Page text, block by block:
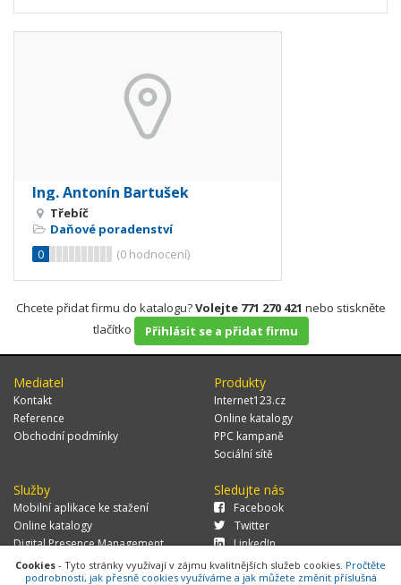
Ing. Antonín Bartušek
Třebíč
Daňové poradenství
0
(0 hodnocení)
Chcete přidat firmu do katalogu?Volejte 771 270 421 nebo stiskněte
tlačítko
Přihlásit se a přidat firmu
Mediatel
Kontakt
Reference
Obchodní podmínky
Produkty
Internet123.cz
Online katalogy
PPC kampaně
Sociální sítě
Služby
Mobilní aplikace ke stažení
Online katalogy
Digital Presence Management
Více zákazníků
Sledujte nás
Facebook
Twitter
LinkedIn
Cookies - Tyto stránky využívají v zájmu kvalitnějších služeb cookies. Pročtěte
podrobnosti, jak přesně cookies využíváme a jak můžete změnit příslušná